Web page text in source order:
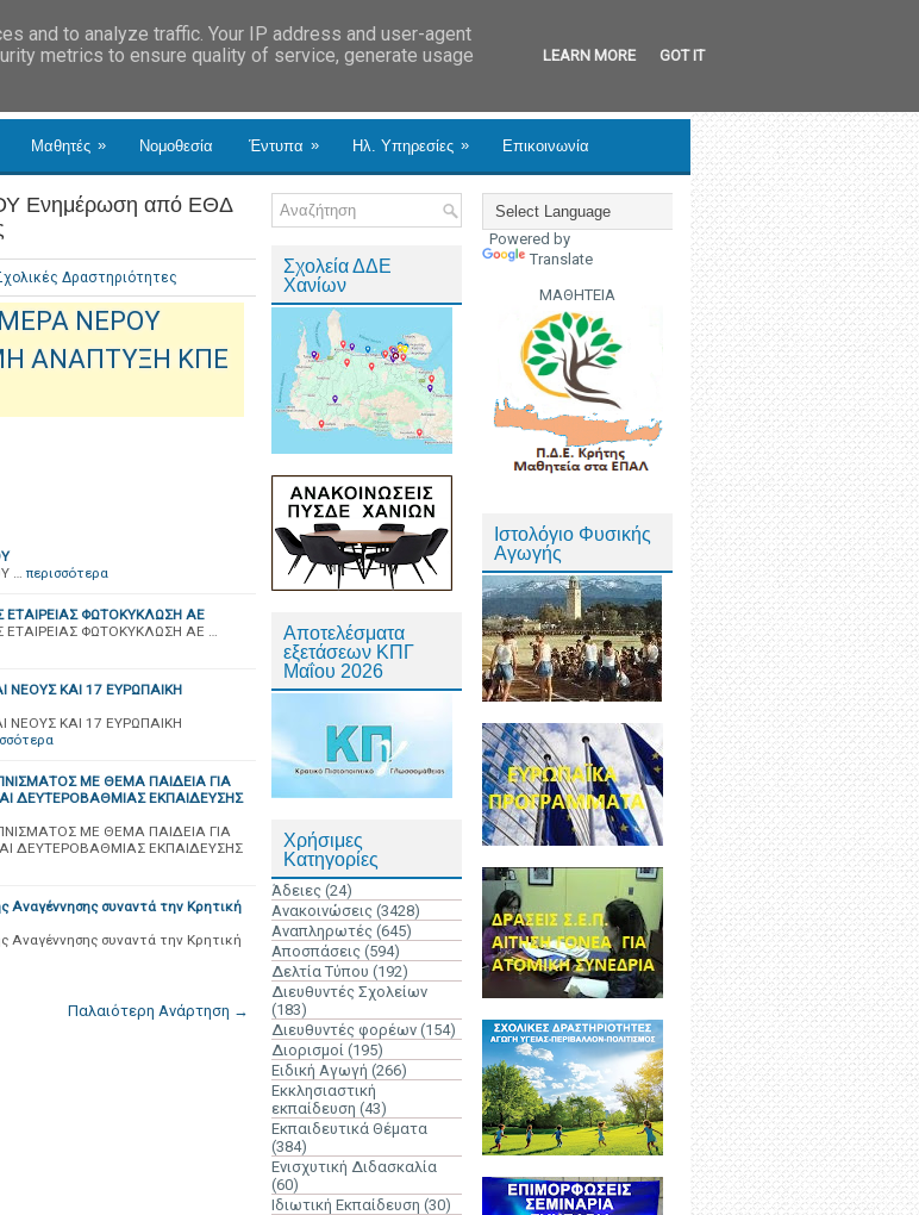
Μαθητές » Νομοθεσία Έντυπα » Ηλ. Υπηρεσίες » Επικοινωνία
Ενημέρωση από ΕΘΔ
Δραστηριότητες
ΝΕΡΟΥ
ΑΝΑΠΤΥΞΗ ΚΠΕ
… περισσότερα
ΕΤΑΙΡΕΙΑΣ ΦΩΤΟΚΥΚΛΩΣΗ ΑΕ
ΕΤΑΙΡΕΙΑΣ ΦΩΤΟΚΥΚΛΩΣΗ ΑΕ …
ΝΕΟΥΣ ΚΑΙ 17 ΕΥΡΩΠΑΙΚΗ
ΝΕΟΥΣ ΚΑΙ 17 ΕΥΡΩΠΑΙΚΗ
ΜΕ ΘΕΜΑ ΠΑΙΔΕΙΑ ΓΙΑ
ΔΕΥΤΕΡΟΒΑΘΜΙΑΣ ΕΚΠΑΙΔΕΥΣΗΣ
ΜΕ ΘΕΜΑ ΠΑΙΔΕΙΑ ΓΙΑ
ΔΕΥΤΕΡΟΒΑΘΜΙΑΣ ΕΚΠΑΙΔΕΥΣΗΣ
συναντά την Κρητική
συναντά την Κρητική
Παλαιότερη Ανάρτηση →
Σχολεία ΔΔΕ
Χανίων
Αποτελέσματα
εξετάσεων ΚΠΓ
Μαΐου 2026
Χρήσιμες
Κατηγορίες
Άδειες (24)
Ανακοινώσεις (3428)
Αναπληρωτές (645)
Αποσπάσεις (594)
Δελτία Τύπου (192)
Διευθυντές Σχολείων
(183)
Διευθυντές φορέων (154)
Διορισμοί (195)
Ειδική Αγωγή (266)
Εκκλησιαστική
εκπαίδευση (43)
Εκπαιδευτικά Θέματα
(384)
Ενισχυτική Διδασκαλία
(60)
Ιδιωτική Εκπαίδευση (30)
Powered by
Translate
ΜΑΘΗΤΕΙΑ
Ιστολόγιο Φυσικής
Αγωγής
and to analyze traffic. Your IP address and user-agent
metrics to ensure quality of service, generate usage
LEARN MORE GOT IT